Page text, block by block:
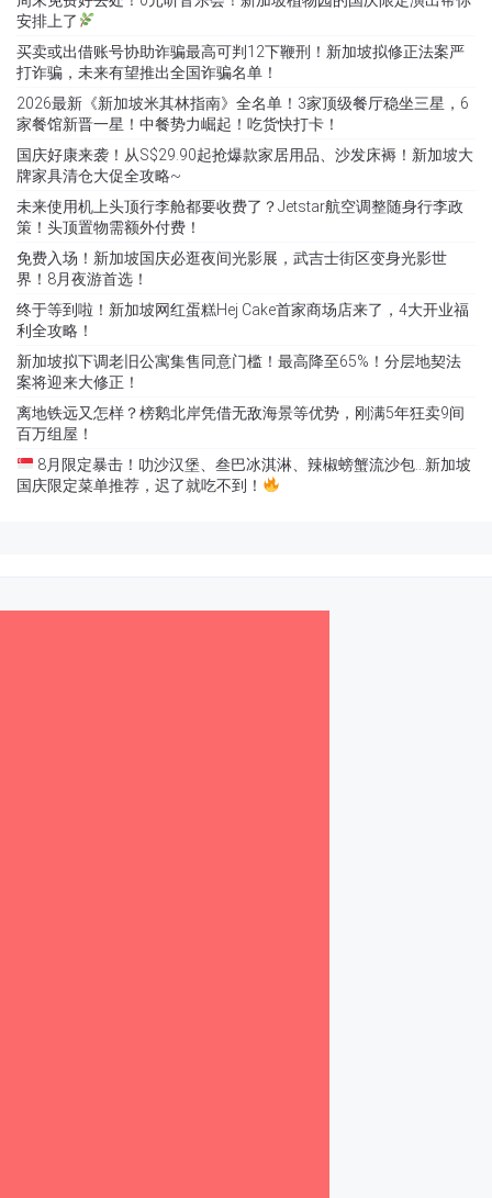
安排上了
买卖或出借账号协助诈骗最高可判12下鞭刑！新加坡拟修正法案严
打诈骗，未来有望推出全国诈骗名单！
2026最新《新加坡米其林指南》全名单！3家顶级餐厅稳坐三星，6
家餐馆新晋一星！中餐势力崛起！吃货快打卡！
国庆好康来袭！从S$29.90起抢爆款家居用品、沙发床褥！新加坡大
牌家具清仓大促全攻略~
未来使用机上头顶行李舱都要收费了？Jetstar航空调整随身行李政
策！头顶置物需额外付费！
免费入场！新加坡国庆必逛夜间光影展，武吉士街区变身光影世
界！8月夜游首选！
终于等到啦！新加坡网红蛋糕Hej Cake首家商场店来了，4大开业福
利全攻略！
新加坡拟下调老旧公寓集售同意门槛！最高降至65%！分层地契法
案将迎来大修正！
离地铁远又怎样？榜鹅北岸凭借无敌海景等优势，刚满5年狂卖9间
百万组屋！
8月限定暴击！叻沙汉堡、叁巴冰淇淋、辣椒螃蟹流沙包…新加坡
国庆限定菜单推荐，迟了就吃不到！